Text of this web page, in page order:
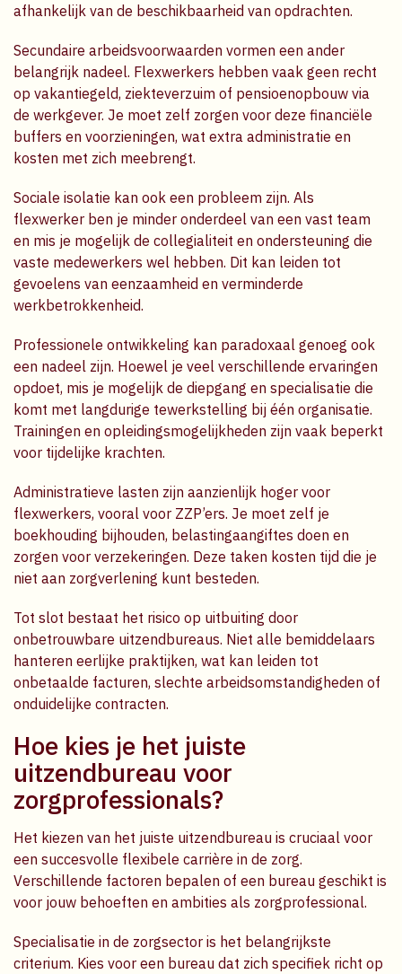
afhankelijk van de beschikbaarheid van opdrachten.
Secundaire arbeidsvoorwaarden vormen een ander
belangrijk nadeel. Flexwerkers hebben vaak geen recht
op vakantiegeld, ziekteverzuim of pensioenopbouw via
de werkgever. Je moet zelf zorgen voor deze financiële
buffers en voorzieningen, wat extra administratie en
kosten met zich meebrengt.
Sociale isolatie kan ook een probleem zijn. Als
flexwerker ben je minder onderdeel van een vast team
en mis je mogelijk de collegialiteit en ondersteuning die
vaste medewerkers wel hebben. Dit kan leiden tot
gevoelens van eenzaamheid en verminderde
werkbetrokkenheid.
Professionele ontwikkeling kan paradoxaal genoeg ook
een nadeel zijn. Hoewel je veel verschillende ervaringen
opdoet, mis je mogelijk de diepgang en specialisatie die
komt met langdurige tewerkstelling bij één organisatie.
Trainingen en opleidingsmogelijkheden zijn vaak beperkt
voor tijdelijke krachten.
Administratieve lasten zijn aanzienlijk hoger voor
flexwerkers, vooral voor ZZP’ers. Je moet zelf je
boekhouding bijhouden, belastingaangiftes doen en
zorgen voor verzekeringen. Deze taken kosten tijd die je
niet aan zorgverlening kunt besteden.
Tot slot bestaat het risico op uitbuiting door
onbetrouwbare uitzendbureaus. Niet alle bemiddelaars
hanteren eerlijke praktijken, wat kan leiden tot
onbetaalde facturen, slechte arbeidsomstandigheden of
onduidelijke contracten.
Hoe kies je het juiste
uitzendbureau voor
zorgprofessionals?
Het kiezen van het juiste uitzendbureau is cruciaal voor
een succesvolle flexibele carrière in de zorg.
Verschillende factoren bepalen of een bureau geschikt is
voor jouw behoeften en ambities als zorgprofessional.
Specialisatie in de zorgsector is het belangrijkste
criterium. Kies voor een bureau dat zich specifiek richt op